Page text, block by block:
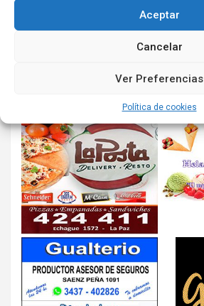
Aceptar
Cancelar
Ver Preferencias
Política de cookies